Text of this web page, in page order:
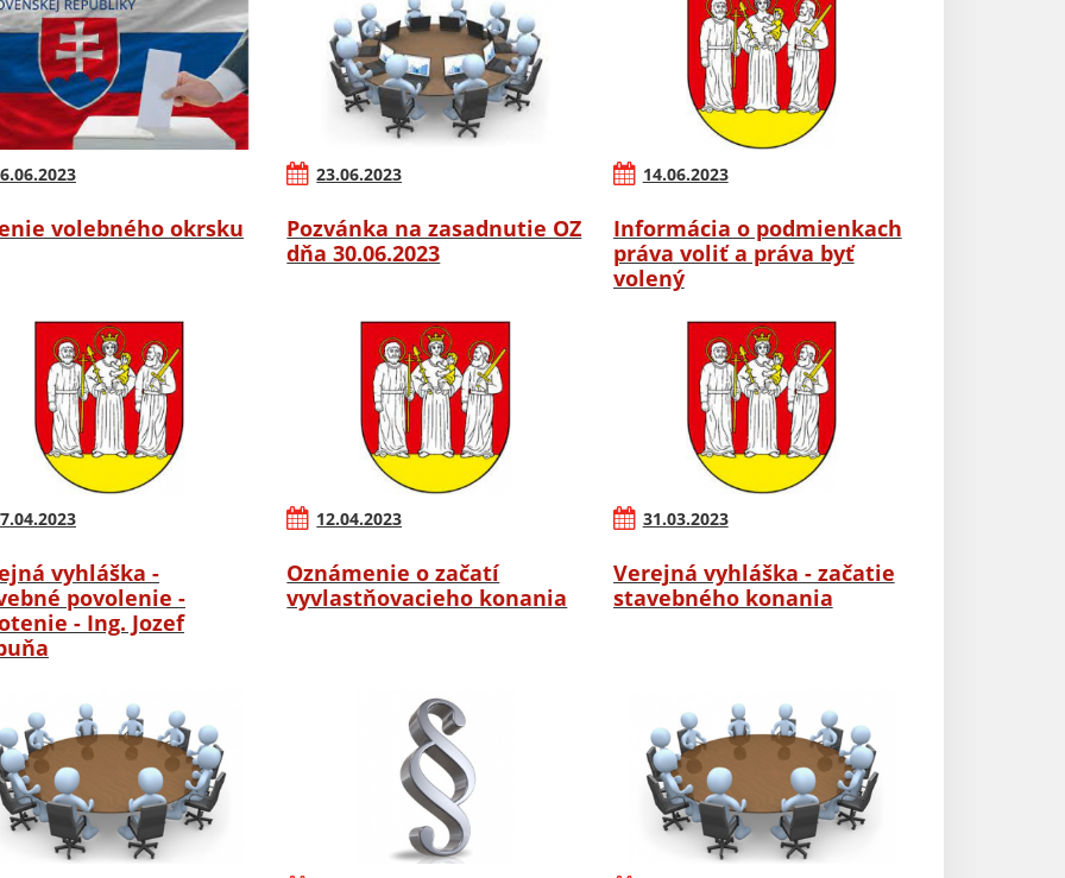
volebného okrsku
23.06.2023
Pozvánka na zasadnutie OZ
dňa 30.06.2023
14.06.2023
Informácia o podmienkach
práva voliť a práva byť
volený
vyhláška -
povolenie -
- Ing. Jozef
12.04.2023
Oznámenie o začatí
vyvlastňovacieho konania
31.03.2023
Verejná vyhláška - začatie
stavebného konania